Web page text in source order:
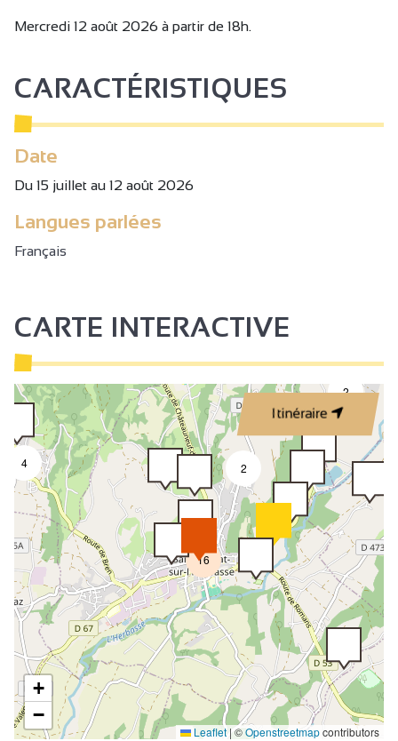
Mercredi 12 août 2026 à partir de 18h.
CARACTÉRISTIQUES
Date
Du 15 juillet au 12 août 2026
Langues parlées
Français
CARTE INTERACTIVE
Itinéraire
4
16
2
2
+
−
Leaflet | ©Openstreetmapcontributors